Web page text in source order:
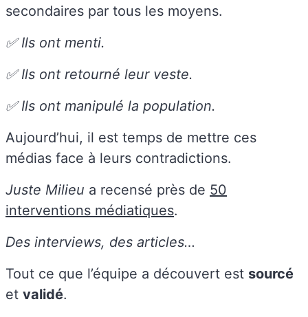
secondaires par tous les moyens.
✅ Ils ont menti.
✅ Ils ont retourné leur veste.
✅ Ils ont manipulé la population.
Aujourd’hui, il est temps de mettre ces
médias face à leurs contradictions.
Juste Milieu a recensé près de 50
interventions médiatiques.
Des interviews, des articles…
Tout ce que l’équipe a découvert est sourcé
et validé.